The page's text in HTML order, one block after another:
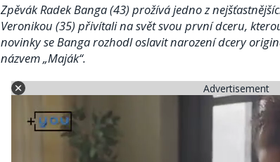
Zpěvák Radek Banga (43) prožívá jedno z
Veronikou (35) přivítali na svět svou první dceru,
novinky se Banga rozhodl oslavit narození dcery
názvem „Maják“.
Advertisement